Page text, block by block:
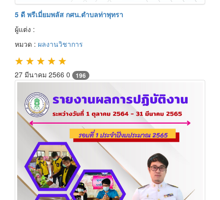
5 ดี พรีเมี่ยมพลัส กศน.ตำบลท่าพุทรา
ผู้แต่ง :
หมวด : ผลงานวิชาการ
★ ★ ★ ★ ★
27 มีนาคม 2566 0 196